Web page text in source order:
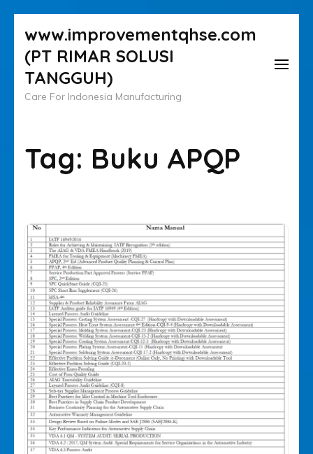
ke
konten
(Tekan
Enter)
www.improvementqhse.com
(PT RIMAR SOLUSI
TANGGUH)
Care For Indonesia Manufacturing
Tag: Buku APQP